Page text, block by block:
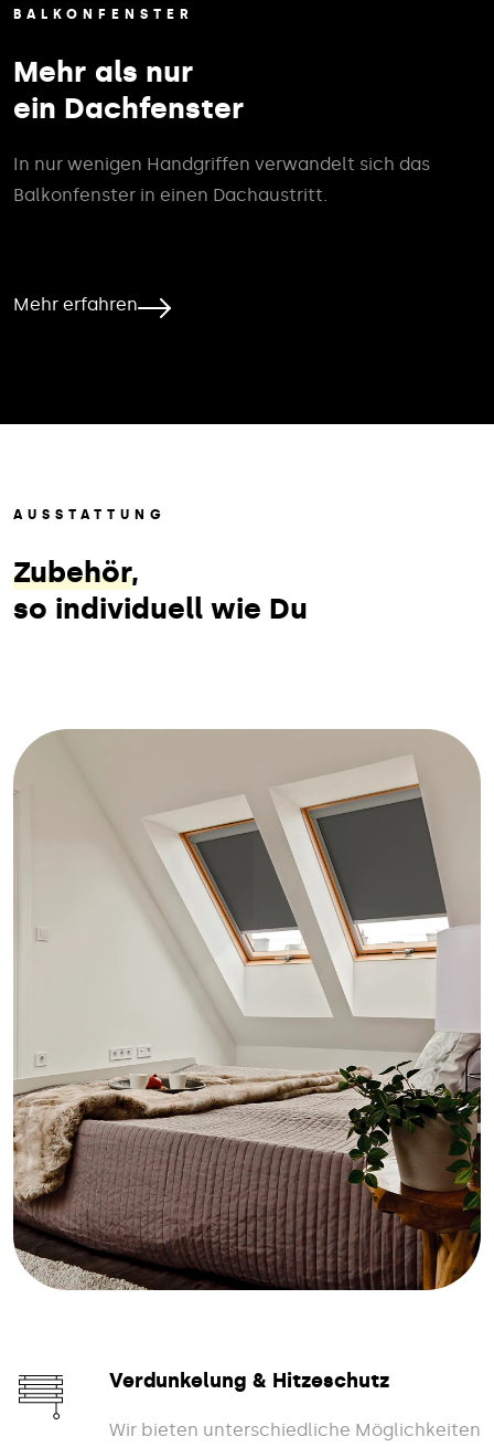
BALKONFENSTER
Mehr als nur
ein Dachfenster
In nur wenigen Handgriffen verwandelt sich das
Balkonfenster in einen Dachaustritt.
Mehr erfahren
AUSSTATTUNG
Zubehör,
so individuell wie Du
Verdunkelung & Hitzeschutz
Wir bieten unterschiedliche Möglichkeiten